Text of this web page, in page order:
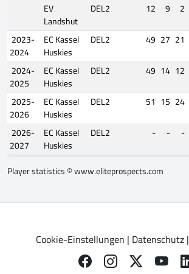
EV
Landshut
DEL2 12 9 2
2023-
2024
EC Kassel
Huskies
DEL2 49 27 21
2024-
2025
EC Kassel
Huskies
DEL2 49 14 12
2025-
2026
EC Kassel
Huskies
DEL2 51 15 24
2026-
2027
EC Kassel
Huskies
DEL2 - - -
Player statistics ©www.eliteprospects.com
Cookie-Einstellungen | Datenschutz|